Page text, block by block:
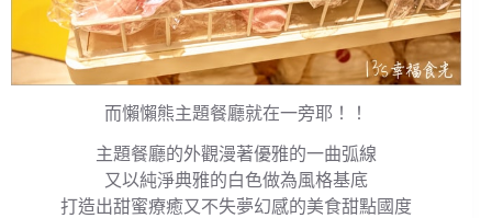
而懶懶熊主題餐廳就在一旁耶！！
主題餐廳的外觀漫著優雅的一曲弧線
又以純淨典雅的白色做為風格基底
打造出甜蜜療癒又不失夢幻感的美食甜點國度